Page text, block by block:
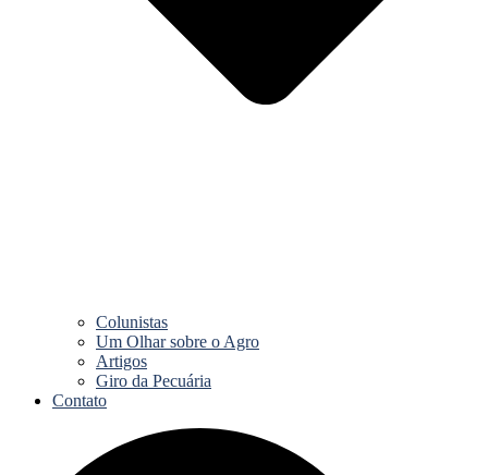
Colunistas
Um Olhar sobre o Agro
Artigos
Giro da Pecuária
Contato